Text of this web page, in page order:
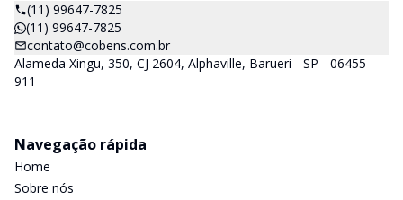
(11) 99647-7825
(11) 99647-7825
contato@cobens.com.br
Alameda Xingu, 350, CJ 2604, Alphaville, Barueri - SP - 06455-
911
Navegação rápida
Home
Sobre nós